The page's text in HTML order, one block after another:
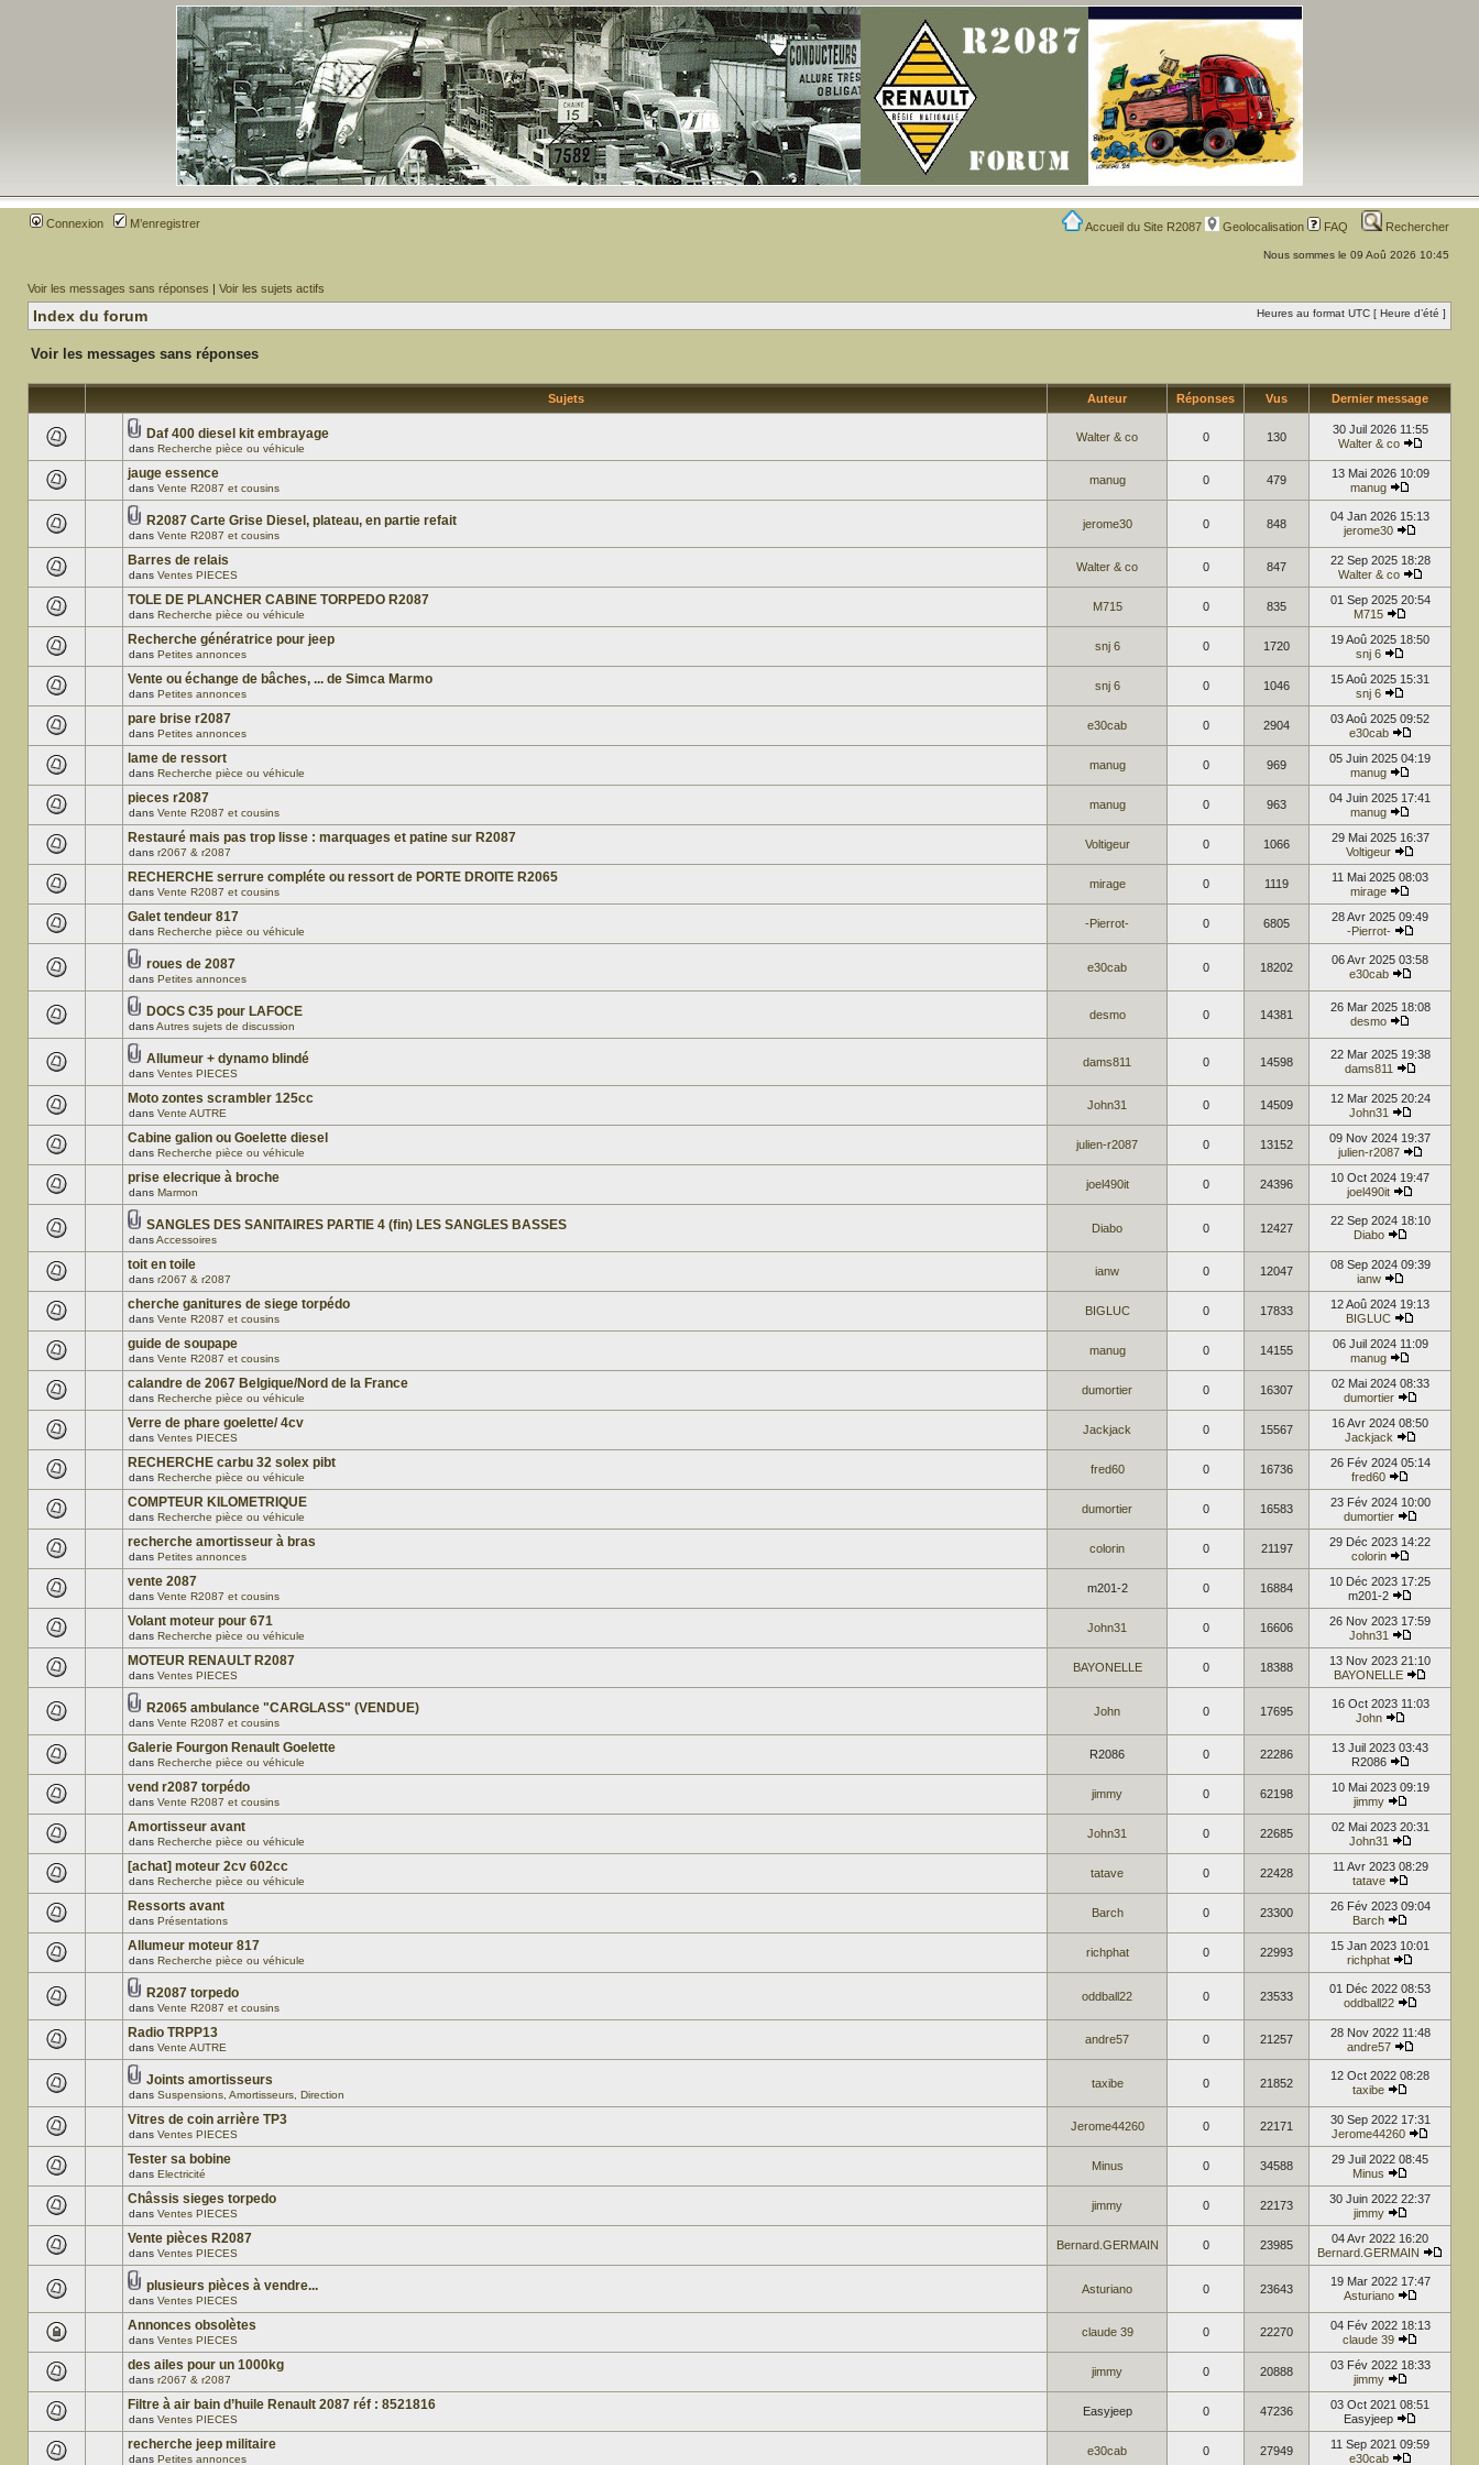
Connexion M’enregistrer Accueil du Site R2087 Geolocalisation FAQ Rechercher
Nous sommes le 09 Aoû 2026 10:45
Voir les messages sans réponses | Voir les sujets actifs
Index du forum Heures au format UTC [ Heure d’été ]
Voir les messages sans réponses
Sujets Auteur Réponses Vus Dernier message
Daf 400 diesel kit embrayage
dans Recherche pièce ou véhicule
Walter & co 0 130
30 Juil 2026 11:55
Walter & co
jauge essence
dans Vente R2087 et cousins
manug 0 479
13 Mai 2026 10:09
manug
R2087 Carte Grise Diesel, plateau, en partie refait
dans Vente R2087 et cousins
jerome30 0 848
04 Jan 2026 15:13
jerome30
Barres de relais
dans Ventes PIECES
Walter & co 0 847
22 Sep 2025 18:28
Walter & co
TOLE DE PLANCHER CABINE TORPEDO R2087
dans Recherche pièce ou véhicule
M715 0 835
01 Sep 2025 20:54
M715
Recherche génératrice pour jeep
dans Petites annonces
snj 6 0 1720
19 Aoû 2025 18:50
snj 6
Vente ou échange de bâches, ... de Simca Marmo
dans Petites annonces
snj 6 0 1046
15 Aoû 2025 15:31
snj 6
pare brise r2087
dans Petites annonces
e30cab 0 2904
03 Aoû 2025 09:52
e30cab
lame de ressort
dans Recherche pièce ou véhicule
manug 0 969
05 Juin 2025 04:19
manug
pieces r2087
dans Vente R2087 et cousins
manug 0 963
04 Juin 2025 17:41
manug
Restauré mais pas trop lisse : marquages et patine sur R2087
dans r2067 & r2087
Voltigeur 0 1066
29 Mai 2025 16:37
Voltigeur
RECHERCHE serrure compléte ou ressort de PORTE DROITE R2065
dans Vente R2087 et cousins
mirage 0 1119
11 Mai 2025 08:03
mirage
Galet tendeur 817
dans Recherche pièce ou véhicule
-Pierrot- 0 6805
28 Avr 2025 09:49
-Pierrot-
roues de 2087
dans Petites annonces
e30cab 0 18202
06 Avr 2025 03:58
e30cab
DOCS C35 pour LAFOCE
dansAutres sujets de discussion
desmo 0 14381
26 Mar 2025 18:08
desmo
Allumeur + dynamo blindé
dans Ventes PIECES
dams811 0 14598
22 Mar 2025 19:38
dams811
Moto zontes scrambler 125cc
dans Vente AUTRE
John31 0 14509
12 Mar 2025 20:24
John31
Cabine galion ou Goelette diesel
dans Recherche pièce ou véhicule
julien-r2087 0 13152
09 Nov 2024 19:37
julien-r2087
prise elecrique à broche
dans Marmon
joel490it 0 24396
10 Oct 2024 19:47
joel490it
SANGLES DES SANITAIRES PARTIE 4 (fin) LES SANGLES BASSES
dansAccessoires
Diabo 0 12427
22 Sep 2024 18:10
Diabo
toit en toile
dans r2067 & r2087
ianw 0 12047
08 Sep 2024 09:39
ianw
cherche ganitures de siege torpédo
dans Vente R2087 et cousins
BIGLUC 0 17833
12 Aoû 2024 19:13
BIGLUC
guide de soupape
dans Vente R2087 et cousins
manug 0 14155
06 Juil 2024 11:09
manug
calandre de 2067 Belgique/Nord de la France
dans Recherche pièce ou véhicule
dumortier 0 16307
02 Mai 2024 08:33
dumortier
Verre de phare goelette/ 4cv
dans Ventes PIECES
Jackjack 0 15567
16 Avr 2024 08:50
Jackjack
RECHERCHE carbu 32 solex pibt
dans Recherche pièce ou véhicule
fred60 0 16736
26 Fév 2024 05:14
fred60
COMPTEUR KILOMETRIQUE
dans Recherche pièce ou véhicule
dumortier 0 16583
23 Fév 2024 10:00
dumortier
recherche amortisseur à bras
dans Petites annonces
colorin 0 21197
29 Déc 2023 14:22
colorin
vente 2087
dans Vente R2087 et cousins
m201-2 0 16884
10 Déc 2023 17:25
m201-2
Volant moteur pour 671
dans Recherche pièce ou véhicule
John31 0 16606
26 Nov 2023 17:59
John31
MOTEUR RENAULT R2087
dans Ventes PIECES
BAYONELLE 0 18388
13 Nov 2023 21:10
BAYONELLE
R2065 ambulance "CARGLASS" (VENDUE)
dans Vente R2087 et cousins
John 0 17695
16 Oct 2023 11:03
John
Galerie Fourgon Renault Goelette
dans Recherche pièce ou véhicule
R2086 0 22286
13 Juil 2023 03:43
R2086
vend r2087 torpédo
dans Vente R2087 et cousins
jimmy 0 62198
10 Mai 2023 09:19
jimmy
Amortisseur avant
dans Recherche pièce ou véhicule
John31 0 22685
02 Mai 2023 20:31
John31
[achat] moteur 2cv 602cc
dans Recherche pièce ou véhicule
tatave 0 22428
11 Avr 2023 08:29
tatave
Ressorts avant
dans Présentations
Barch 0 23300
26 Fév 2023 09:04
Barch
Allumeur moteur 817
dans Recherche pièce ou véhicule
richphat 0 22993
15 Jan 2023 10:01
richphat
R2087 torpedo
dans Vente R2087 et cousins
oddball22 0 23533
01 Déc 2022 08:53
oddball22
Radio TRPP13
dans Vente AUTRE
andre57 0 21257
28 Nov 2022 11:48
andre57
Joints amortisseurs
dans Suspensions, Amortisseurs, Direction
taxibe 0 21852
12 Oct 2022 08:28
taxibe
Vitres de coin arrière TP3
dans Ventes PIECES
Jerome44260 0 22171
30 Sep 2022 17:31
Jerome44260
Tester sa bobine
dans Electricité
Minus 0 34588
29 Juil 2022 08:45
Minus
Châssis sieges torpedo
dans Ventes PIECES
jimmy 0 22173
30 Juin 2022 22:37
jimmy
Vente pièces R2087
dans Ventes PIECES
Bernard.GERMAIN 0 23985
04 Avr 2022 16:20
Bernard.GERMAIN
plusieurs pièces à vendre...
dans Ventes PIECES
Asturiano 0 23643
19 Mar 2022 17:47
Asturiano
Annonces obsolètes
dans Ventes PIECES
claude 39 0 22270
04 Fév 2022 18:13
claude 39
des ailes pour un 1000kg
dans r2067 & r2087
jimmy 0 20888
03 Fév 2022 18:33
jimmy
Filtre à air bain d’huile Renault 2087 réf : 8521816
dans Ventes PIECES
Easyjeep 0 47236
03 Oct 2021 08:51
Easyjeep
recherche jeep militaire
dans Petites annonces
e30cab 0 27949
11 Sep 2021 09:59
e30cab